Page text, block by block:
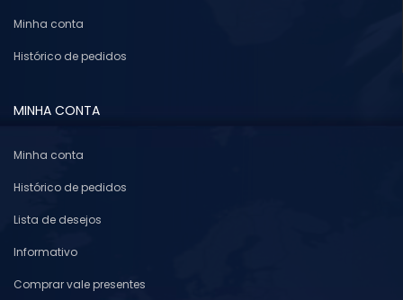
Minha conta
Histórico de pedidos
MINHA CONTA
Minha conta
Histórico de pedidos
Lista de desejos
Informativo
Comprar vale presentes